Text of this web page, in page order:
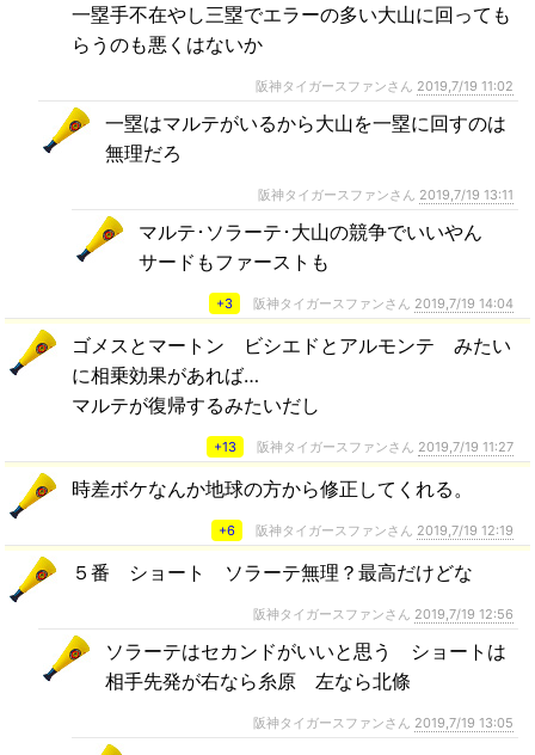
一塁手不在やし三塁でエラーの多い大山に回っても
らうのも悪くはないか
阪神タイガースファンさん 2019,7/19 11:02
一塁はマルテがいるから大山を一塁に回すのは
無理だろ
阪神タイガースファンさん 2019,7/19 13:11
マルテ･ソラーテ･大山の競争でいいやん
サードもファーストも
+3 阪神タイガースファンさん 2019,7/19 14:04
ゴメスとマートン ビシエドとアルモンテ みたい
に相乗効果があれば…
マルテが復帰するみたいだし
+13 阪神タイガースファンさん 2019,7/19 11:27
時差ボケなんか地球の方から修正してくれる。
+6 阪神タイガースファンさん 2019,7/19 12:19
５番 ショート ソラーテ無理？最高だけどな
阪神タイガースファンさん 2019,7/19 12:56
ソラーテはセカンドがいいと思う ショートは
相手先発が右なら糸原 左なら北條
阪神タイガースファンさん 2019,7/19 13:05